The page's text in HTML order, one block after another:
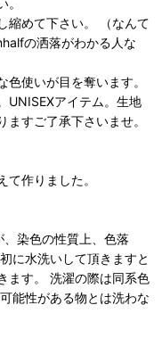
縮めて下さい。 （なんて
の洒落がわかる人な
使いが目を奪います。
UNISEXアイテム。生地
すご了承下さいませ。
作りました。
染色の性質上、色落
に水洗いして頂きますと
ます。 洗濯の際は同系色
能性がある物とは洗わな